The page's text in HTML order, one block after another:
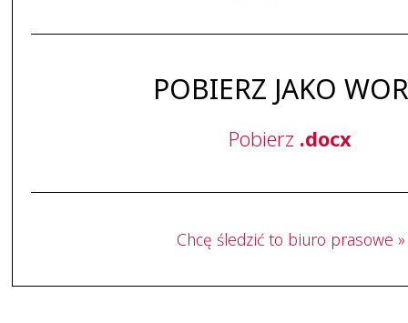
POBIERZ JAKO
Pobierz .docx
Chcę śledzić to biuro prasowe »